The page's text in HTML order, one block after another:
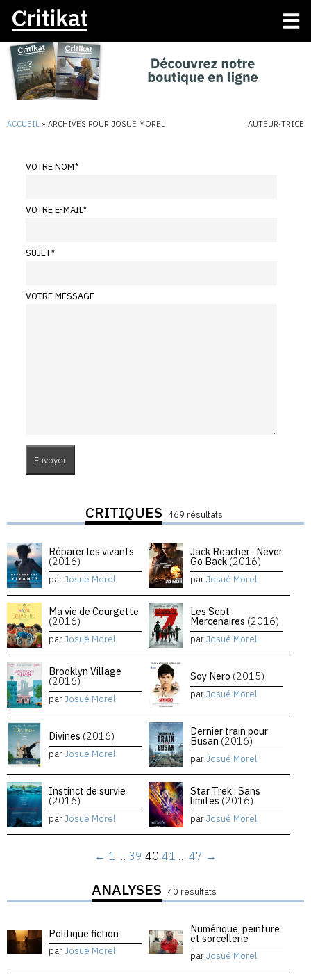
ACCUEIL » ARCHIVES POUR JOSUÉ MOREL AUTEUR·TRICE
VOTRE NOM*
VOTRE E-MAIL*
SUJET*
VOTRE MESSAGE
CRITIQUES 469 résultats
Réparer les vivants
(2016)
parJosué Morel
Jack Reacher : Never
Go Back (2016)
parJosué Morel
Ma vie de Courgette
(2016)
parJosué Morel
Les Sept
Mercenaires (2016)
parJosué Morel
Brooklyn Village
(2016)
parJosué Morel
Soy Nero (2015)
parJosué Morel
Divines (2016)
parJosué Morel
Dernier train pour
Busan (2016)
parJosué Morel
Instinct de survie
(2016)
parJosué Morel
Star Trek : Sans
limites (2016)
parJosué Morel
← 1 … 39 40 41 … 47 →
ANALYSES 40 résultats
Politique fiction
parJosué Morel
Numérique, peinture
et sorcellerie
parJosué Morel